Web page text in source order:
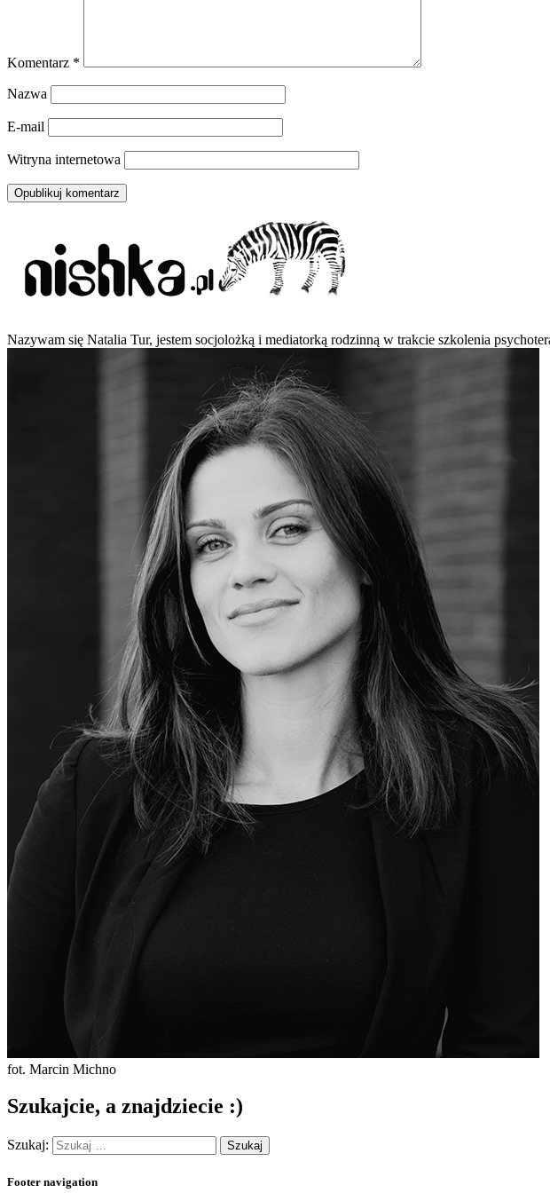
Komentarz *
Nazwa
E-mail
Witryna internetowa
Nazywam się Natalia Tur, jestem socjolożką i mediatorką rodzinną w trakcie szkolenia
fot. Marcin Michno
Szukajcie, a znajdziecie :)
Szukaj:
Footer navigation